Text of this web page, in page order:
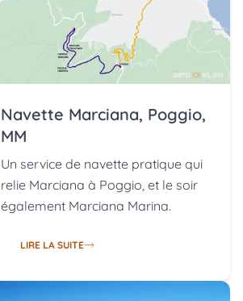
Navette Marciana, Poggio,
MM
Un service de navette pratique qui
relie Marciana à Poggio, et le soir
également Marciana Marina.
LIRE LA SUITE